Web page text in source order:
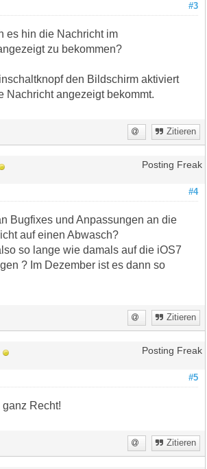
#3
es hin die Nachricht im
zu bekommen?
den Bildschirm aktiviert
Nachricht angezeigt bekommt.
Zitieren
Posting Freak
#4
Bugfixes und Anpassungen an die
auf einen Abwasch?
so lange wie damals auf die iOS7
? Im Dezember ist es dann so
Zitieren
Posting Freak
#5
Recht!
Zitieren